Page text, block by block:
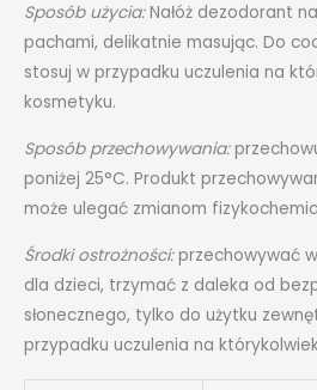
Sposób użycia:Nałóż dezodorant
pachami, delikatnie masując. Do
stosuj w przypadku uczulenia na
kosmetyku.
Sposób przechowywania:
poniżej 25°C. Produkt
może ulegać zmianom
Środki ostrożności:przechowywać
dla dzieci, trzymać z daleka od
słonecznego, tylko do użytku
przypadku uczulenia na